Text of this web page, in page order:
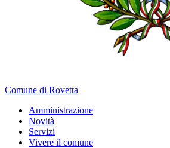
Comune di Rovetta
Amministrazione
Novità
Servizi
Vivere il comune